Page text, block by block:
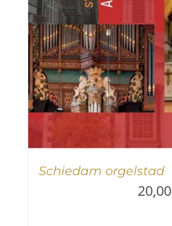
Schiedam orgelstad
20,00